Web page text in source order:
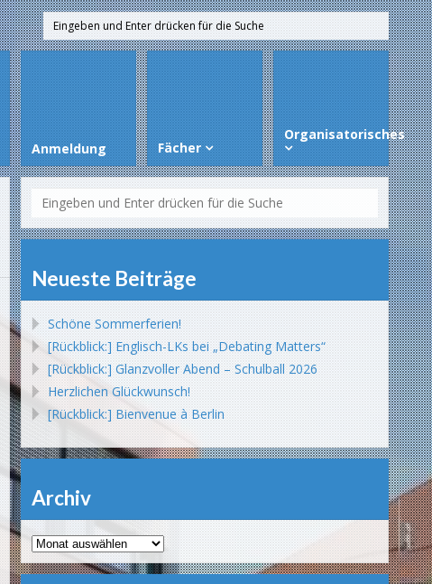
Anmeldung Fächer
Organisatorisches
Neueste Beiträge
Schöne Sommerferien!
[Rückblick:] Englisch-LKs bei „Debating Matters“
[Rückblick:] Glanzvoller Abend – Schulball 2026
Herzlichen Glückwunsch!
[Rückblick:] Bienvenue à Berlin
Archiv
Archiv